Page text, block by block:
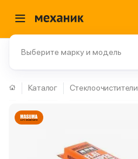
Выберите марку и модель
Каталог Стеклоочистители